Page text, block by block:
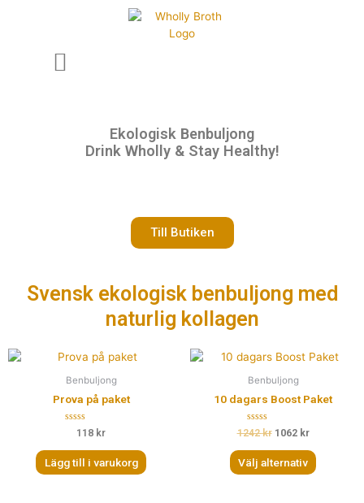
Ekologisk Benbuljong
Drink Wholly & Stay Healthy!
Till Butiken
Svensk ekologisk benbuljong med
naturlig kollagen
Benbuljong
Prova på paket
t
g
s
118 kr
Lägg till i varukorg
Benbuljong
10 dagars Boost Paket
B
e
t
y
g
s
1242kr 1062 kr
Välj alternativ